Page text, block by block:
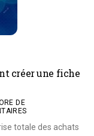
créer une fiche
DE
totale des achats